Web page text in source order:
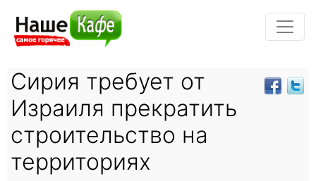
Сирия требует от
Израиля прекратить
строительство на
территориях